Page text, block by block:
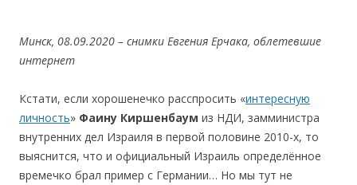
Минск, 08.09.2020 – снимки Евгения Ерчака, облетевшие
интернет
Кстати, если хорошенечко расспросить «интересную
личность» Фаину Киршенбаум из НДИ, замминистра
внутренних дел Израиля в первой половине 2010-х, то
выяснится, что и официальный Израиль определённое
времечко брал пример с Германии… Но мы тут не